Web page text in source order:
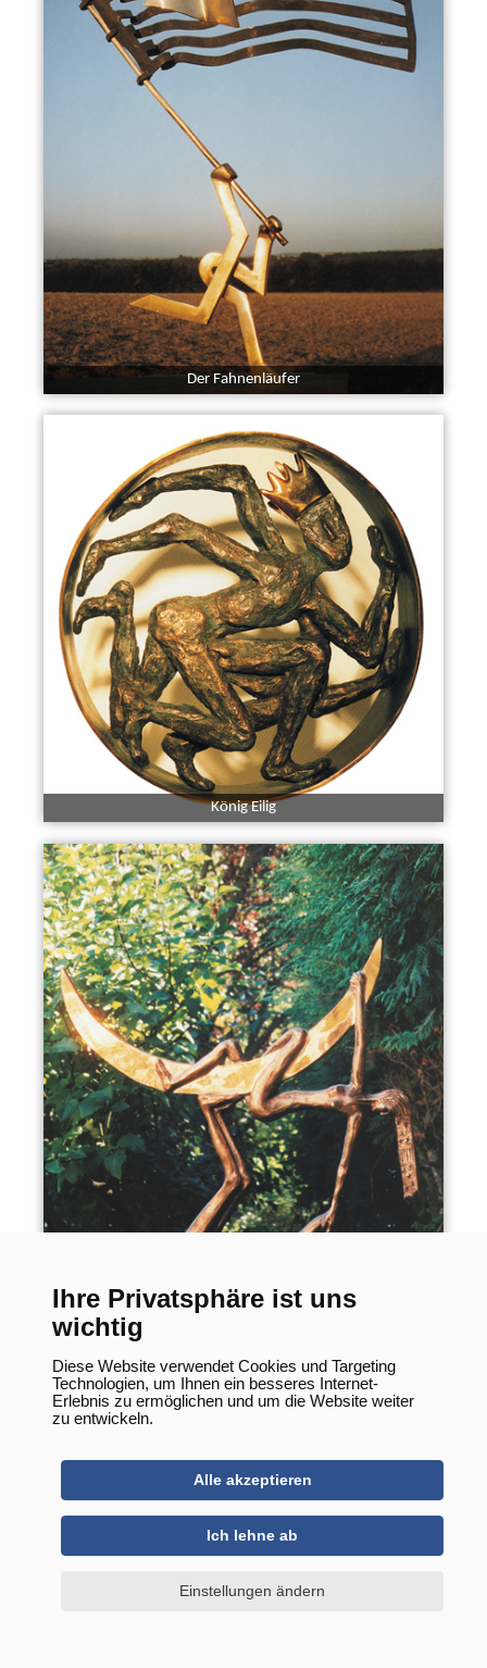
Ihre Privatsphäre ist uns
wichtig
Diese Website verwendet Cookies und Targeting
Technologien, um Ihnen ein besseres Internet-
Erlebnis zu ermöglichen und um die Website weiter
zu entwickeln.
Alle akzeptieren
Ich lehne ab
Einstellungen ändern
Der Fahnenläufer
König Eilig